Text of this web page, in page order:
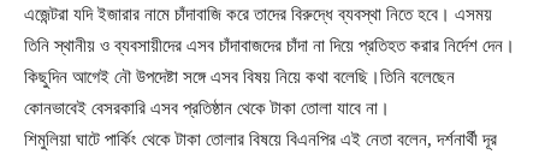
এজেন্টরা যদি ইজারার নামে চাঁদাবাজি করে তাদের বিরুদ্ধে ব্যবস্থা নিতে হবে। এসময়
তিনি স্থানীয় ও ব্যবসায়ীদের এসব চাঁদাবাজদের চাঁদা না দিয়ে প্রতিহত করার নির্দেশ দেন।
কিছুদিন আগেই নৌ উপদেষ্টা সঙ্গে এসব বিষয় নিয়ে কথা বলেছি।তিনি বলেছেন
কোনভাবেই বেসরকারি এসব প্রতিষ্ঠান থেকে টাকা তোলা যাবে না।
শিমুলিয়া ঘাটে পার্কিং থেকে টাকা তোলার বিষয়ে বিএনপির এই নেতা বলেন, দর্শনার্থী দূর